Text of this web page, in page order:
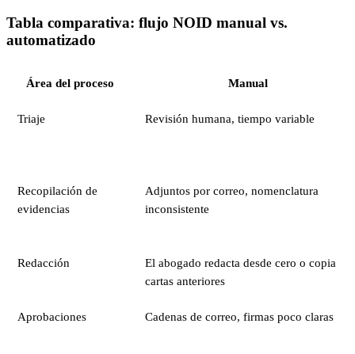
Tabla comparativa: flujo NOID manual vs.
automatizado
Área del proceso Manual
Triaje Revisión humana, tiempo variable
Recopilación de
evidencias
Adjuntos por correo, nomenclatura
inconsistente
Redacción
El abogado redacta desde cero o copia
cartas anteriores
Aprobaciones Cadenas de correo, firmas poco claras